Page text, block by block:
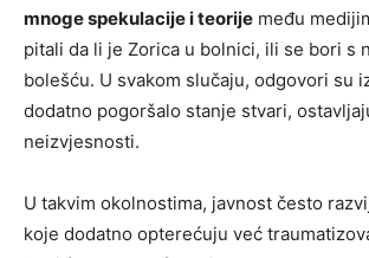
mnoge spekulacije i teorije među
pitali da li je Zorica u bolnici, ili se bori s
bolešću. U svakom slučaju, odgovori su
dodatno pogoršalo stanje stvari,
neizvjesnosti.
U takvim okolnostima, javnost često
koje dodatno opterećuju već